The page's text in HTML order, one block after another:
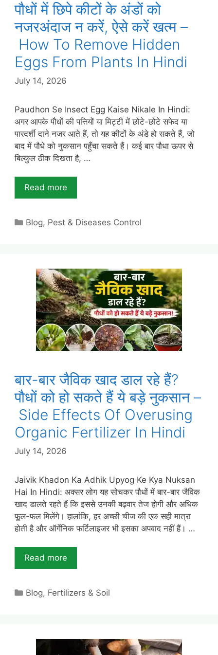
पौधों में छिपे कीटों के अंडों को
नजरअंदाज न करें, ऐसे करें खत्म –
How To Remove Hidden
Eggs From Plants In Hindi
July 14, 2026
Paudhon Se Insect Egg Kaise Nikale In Hindi:
अगर आपके पौधों की पत्तियों या मिट्टी में छोटे-छोटे सफेद या
पारदर्शी दाने नजर आते हैं, तो यह कीटों के अंडे हो सकते हैं, जो
बाद में पौधे को नुकसान पहुँचा सकते हैं। कई बार पौधा ऊपर से
बिल्कुल ठीक दिखता है, …
Read more
Categories
Blog, Pest & Diseases Control
बार-बार जैविक खाद डाल रहे हैं?
पौधों को हो सकते हैं ये बड़े नुकसान –
Side Effects Of Overusing
Organic Fertilizer In Hindi
July 14, 2026
Jaivik Khadon Ka Adhik Upyog Ke Kya Nuksan
Hai In Hindi: अक्सर लोग यह सोचकर पौधों में बार-बार जैविक
खाद डालते रहते हैं कि इससे उनकी बढ़वार तेज होगी और अधिक
फूल-फल मिलेंगे। हालांकि, हर अच्छी चीज की एक सही मात्रा
होती है और ऑर्गेनिक फर्टिलाइजर भी इसका अपवाद नहीं हैं। …
Read more
Categories
Blog, Fertilizers & Soil